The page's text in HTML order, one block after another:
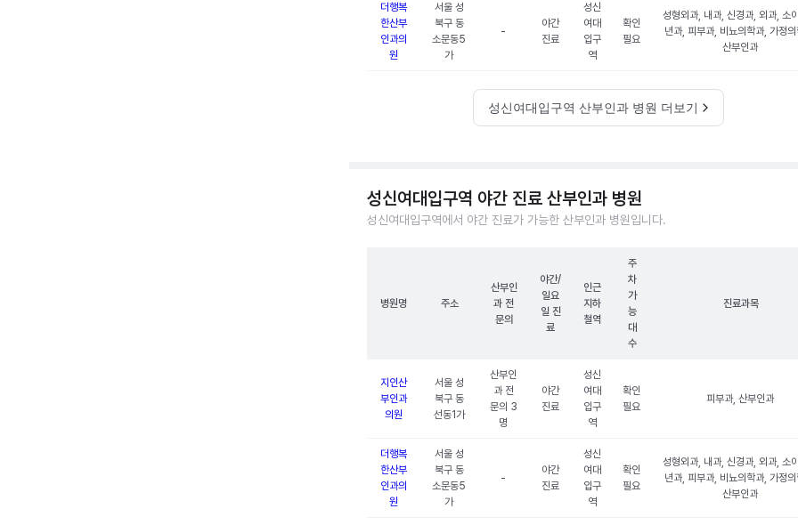
더행복
한산부
인과의
원
서울 성
북구 동
소문동5
가
-
야간
진료
성신
여대
입구
역
확인
필요
성형외과, 내과, 신경과, 외과, 소
년과, 피부과, 비뇨의학과, 가정의
산부인과
성신여대입구역 산부인과 병원 더보기
성신여대입구역 야간 진료 산부인과 병원
성신여대입구역에서 야간 진료가 가능한 산부인과 병원입니다.
병원명 주소
산부인
과 전
문의
야간/
일요
일 진
료
인근
지하
철역
주
차
가
능
대
수
진료과목
지인산
부인과
의원
서울 성
북구 동
선동1가
산부인
과 전
문의 3
명
야간
진료
성신
여대
입구
역
확인
필요
피부과, 산부인과
더행복
한산부
인과의
원
서울 성
북구 동
소문동5
가
-
야간
진료
성신
여대
입구
역
확인
필요
성형외과, 내과, 신경과, 외과, 소
년과, 피부과, 비뇨의학과, 가정의
산부인과